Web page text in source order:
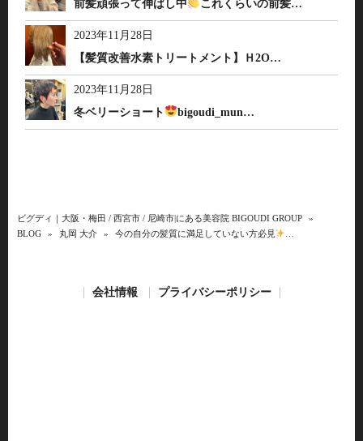
前髪頑張って伸ばし中
これくらいの前髪…
2023年11月28日
【髪質改善水素トリートメント】Ｈ2O…
2023年11月28日
冬ベリーショート
bigoudi_mun…
ビグディ｜大阪・梅田 / 西宮市 / 尼崎市|にある美容院 BIGOUDI GROUP
»
BLOG
» 丸岡 大介 » 今の自分の髪質に満足していない方必見
会社情報 プライバシーポリシー